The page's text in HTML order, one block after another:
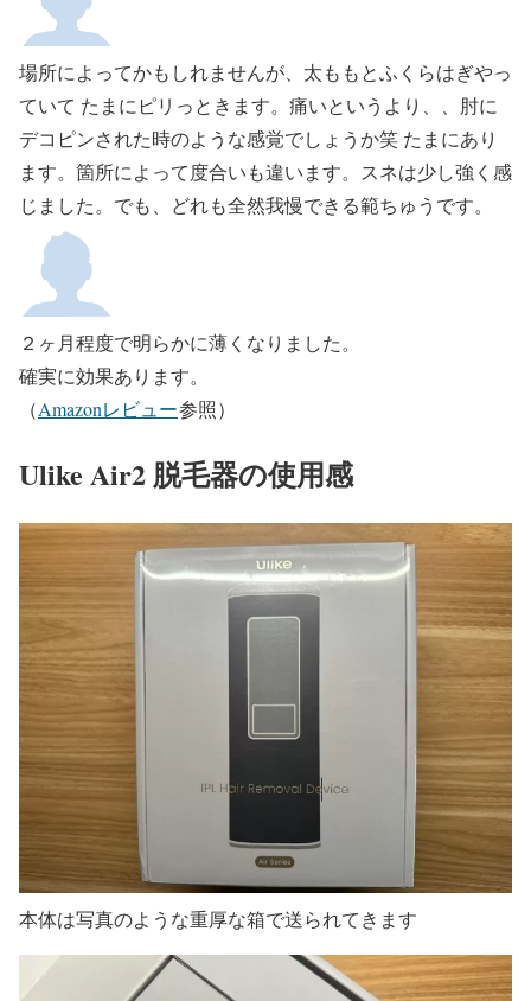
場所によってかもしれませんが、太ももとふくらはぎやっ
ていて たまにピリっときます。痛いというより、、肘に
デコピンされた時のような感覚でしょうか笑 たまにあり
ます。箇所によって度合いも違います。スネは少し強く感
じました。でも、どれも全然我慢できる範ちゅうです。
２ヶ月程度で明らかに薄くなりました。
確実に効果あります。
（Amazonレビュー参照）
Ulike Air2 脱毛器の使用感
本体は写真のような重厚な箱で送られてきます